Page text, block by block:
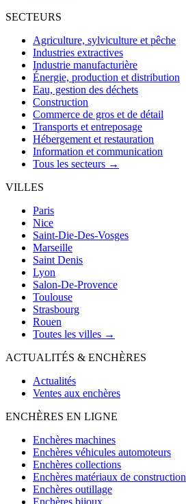
SECTEURS
Agriculture, sylviculture et pêche
Industries extractives
Industrie manufacturière
Énergie, production et distribution
Eau, gestion des déchets
Construction
Commerce de gros et de détail
Transports et entreposage
Hébergement et restauration
Information et communication
Tous les secteurs →
VILLES
Paris
Nice
Saint-Die-Des-Vosges
Marseille
Saint Denis
Lyon
Salon-De-Provence
Toulouse
Strasbourg
Rouen
Toutes les villes →
ACTUALITÉS & ENCHÈRES
Actualités
Ventes aux enchères
ENCHÈRES EN LIGNE
Enchères machines
Enchères véhicules automoteurs
Enchères collections
Enchères matériaux de construction
Enchères outillage
Enchères bijoux